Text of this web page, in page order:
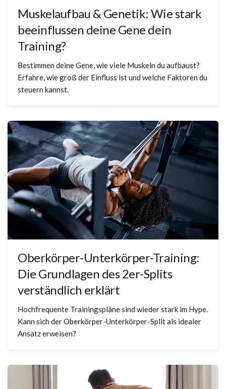
Muskelaufbau & Genetik: Wie stark
beeinflussen deine Gene dein
Training?
Bestimmen deine Gene, wie viele Muskeln du aufbaust?
Erfahre, wie groß der Einfluss ist und welche Faktoren du
steuern kannst.
Oberkörper-Unterkörper-Training:
Die Grundlagen des 2er-Splits
verständlich erklärt
Hochfrequente Trainingspläne sind wieder stark im Hype.
Kann sich der Oberkörper-Unterkörper-Split als idealer
Ansatz erweisen?